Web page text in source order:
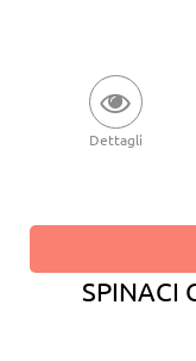
Dettagli
SPINACI